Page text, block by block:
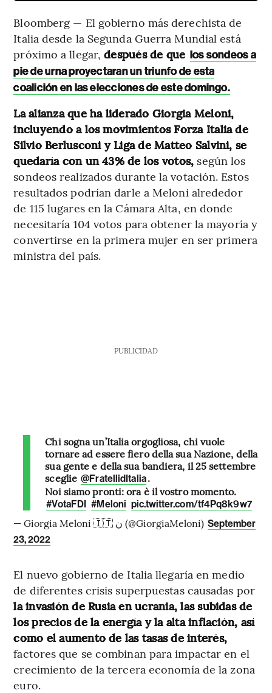
Bloomberg — El gobierno más derechista de
Italia desde la Segunda Guerra Mundial está
próximo a llegar,después de que los sondeos a
pie de urna proyectaran un triunfo de esta
coalición en las elecciones de este domingo.
La alianza que ha liderado Giorgia Meloni,
incluyendo a los movimientos Forza Italia de
Silvio Berlusconi y Liga de Matteo Salvini, se
quedaría con un 43% de los votos, según los
sondeos realizados durante la votación. Estos
resultados podrían darle a Meloni alrededor
de 115 lugares en la Cámara Alta, en donde
necesitaría 104 votos para obtener la mayoría y
convertirse en la primera mujer en ser primera
ministra del país.
PUBLICIDAD
Chi sogna un’Italia orgogliosa, chi vuole
tornare ad essere fiero della sua Nazione, della
sua gente e della sua bandiera, il 25 settembre
sceglie @FratellidItalia.
Noi siamo pronti: ora è il vostro momento.
#VotaFDI #Meloni pic.twitter.com/tf4Pq8k9w7
— Giorgia Meloni 🇮🇹 ن (@GiorgiaMeloni) September
23, 2022
El nuevo gobierno de Italia llegaría en medio
de diferentes crisis superpuestas causadas por
la invasión de Rusia en ucrania, las subidas de
los precios de la energía y la alta inflación, así
como el aumento de las tasas de interés,
factores que se combinan para impactar en el
crecimiento de la tercera economía de la zona
euro.